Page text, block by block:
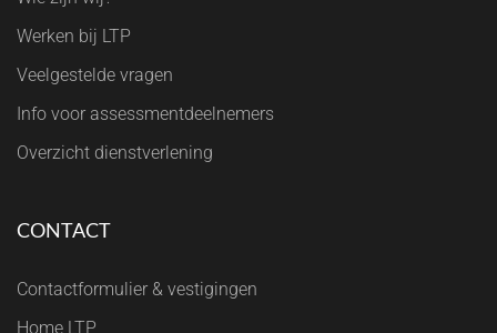
Werken bij LTP
Veelgestelde vragen
Info voor assessmentdeelnemers
Overzicht dienstverlening
CONTACT
Contactformulier & vestigingen
Home LTP